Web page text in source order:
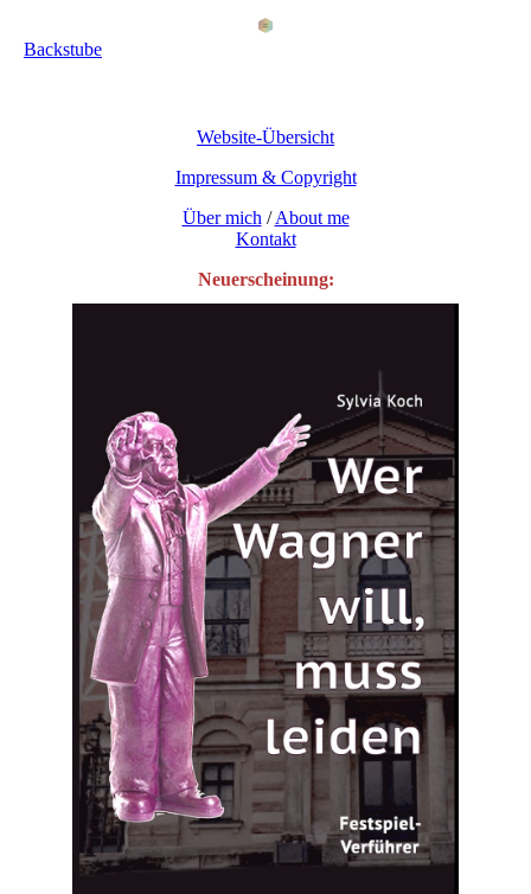
Backstube
Website-Übersicht
Impressum & Copyright
Über mich /About me
Kontakt
Neuerscheinung: